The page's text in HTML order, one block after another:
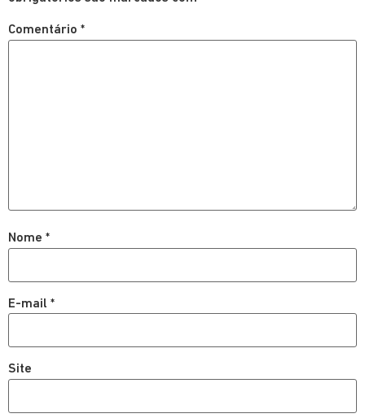
Comentário *
Nome *
E-mail *
Site